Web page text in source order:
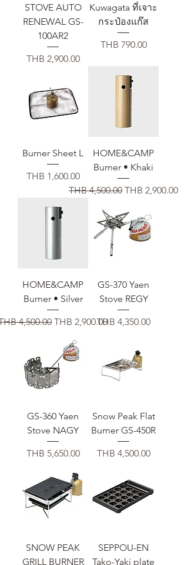
STOVE AUTO
RENEWAL GS-
100AR2
가격
THB 2,900.00
Kuwagata ที่เจาะ
กระป๋องแก๊ส
가격
THB 790.00
Burner Sheet L
가격
THB 1,600.00
HOME&CAMP
Burner • Khaki
일반가
THB 4,500.00 할인가
THB 2,900.00
HOME&CAMP
Burner • Silver
반가4,500.00 할인가
THB 2,900.00
GS-370 Yaen
Stove REGY
가격
THB 4,350.00
GS-360 Yaen
Stove NAGY
가격
THB 5,650.00
Snow Peak Flat
Burner GS-450R
가격
THB 4,500.00
SNOW PEAK
GRILL BURNER
SEPPOU-EN
Tako-Yaki plate